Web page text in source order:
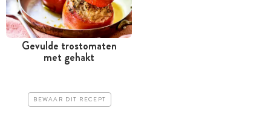
Gevulde trostomaten
met gehakt
BEWAAR DIT RECEPT